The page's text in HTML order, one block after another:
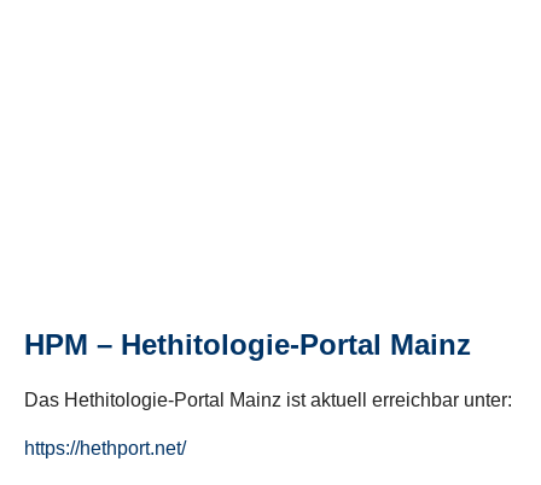
HPM – Hethitologie-Portal Mainz
Das Hethitologie-Portal Mainz ist aktuell erreichbar unter:
https://hethport.net/